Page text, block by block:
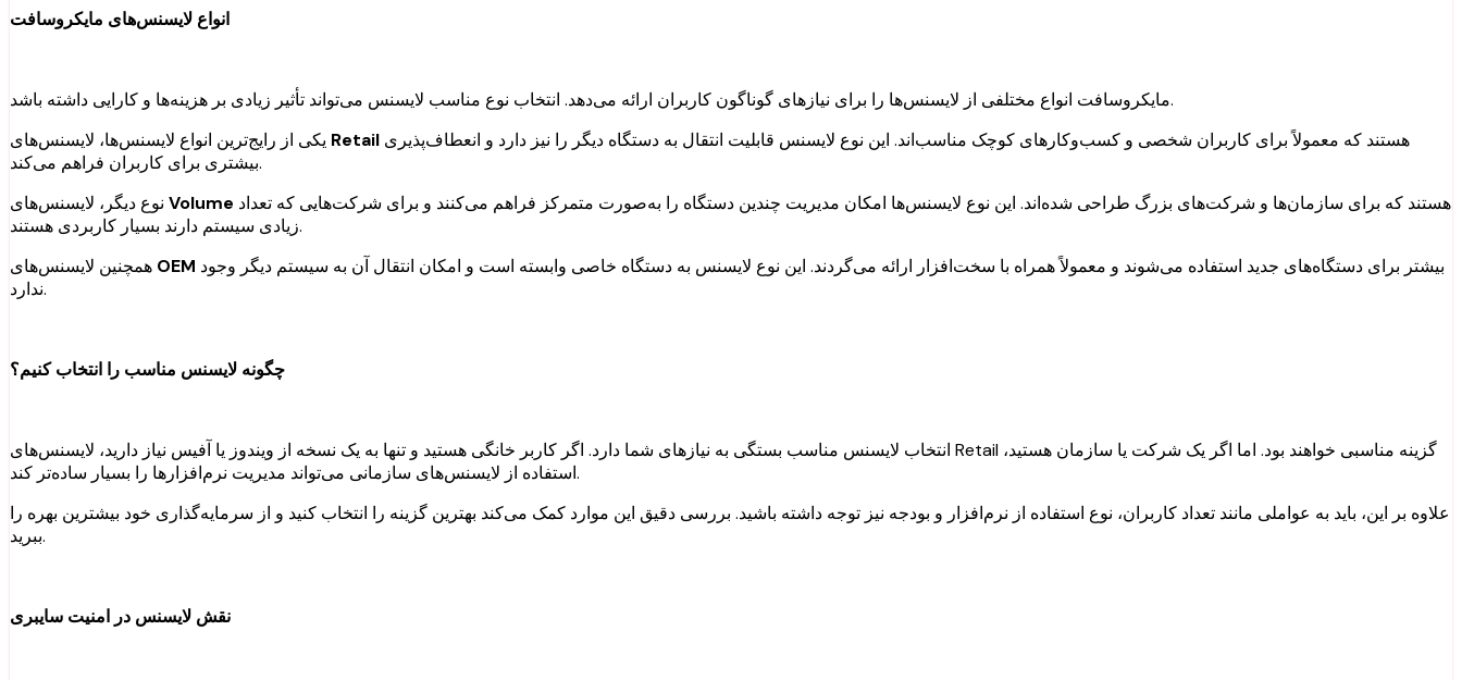
انواع لایسنس‌های مایکروسافت
مایکروسافت انواع مختلفی از لایسنس‌ها را برای نیازهای گوناگون کاربران ارائه می‌دهد. انتخاب نوع مناسب لایسنس می‌تواند تأثیر زیادی بر هزینه‌ها و کارایی داشته باشد.
Retail
بیشتری برای کاربران فراهم می‌کند.
Volume
زیادی سیستم دارند بسیار کاربردی هستند.
OEM
ندارد.
چگونه لایسنس مناسب را انتخاب کنیم؟
انتخاب لایسنس مناسب بستگی به نیازهای شما دارد. اگر کاربر خانگی هستید و تنها به یک نسخه از ویندوز یا آفیس نیاز دارید، لایسنس‌های Retail گزینه مناسبی خواهند بود. اما اگر یک شرکت یا سازمان هستید،
استفاده از لایسنس‌های سازمانی می‌تواند مدیریت نرم‌افزارها را بسیار ساده‌تر کند.
علاوه بر این، باید به عواملی مانند تعداد کاربران، نوع استفاده از نرم‌افزار و بودجه نیز توجه داشته باشید. بررسی دقیق این موارد کمک می‌کند بهترین گزینه را انتخاب کنید و از سرمایه‌گذاری خود بیشترین بهره را
ببرید.
نقش لایسنس در امنیت سایبری